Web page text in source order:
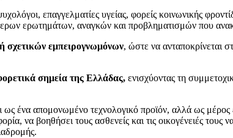
επαγγελματίες υγείας, φορείς κοινωνικής
ερωτημάτων, αναγκών και προβληματισμών που
σχετικών εμπειρογνωμόνων, ώστε να ανταποκρίνεται
σημεία της Ελλάδας, ενισχύοντας τη
ένα απομονωμένο τεχνολογικό προϊόν, αλλά ως μέρος
να βοηθήσει τους ασθενείς και τις οικογένειές τους